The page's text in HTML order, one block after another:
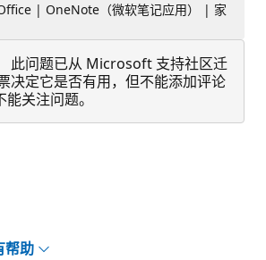
| OneNote（微软笔记应用） | 家
此问题已从 Microsoft 支持社区迁
决定它是否有用，但不能添加评论
关注问题。
帮助